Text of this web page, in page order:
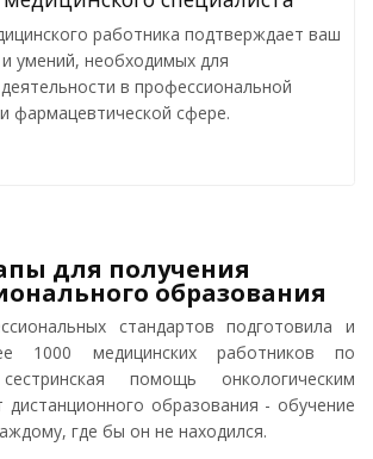
работника подтверждает ваш
умений, необходимых для
в профессиональной
фармацевтической сфере.
для получения
образования
стандартов подготовила и
1000 медицинских работников по
помощь онкологическим
образования - обучение
где бы он не находился.